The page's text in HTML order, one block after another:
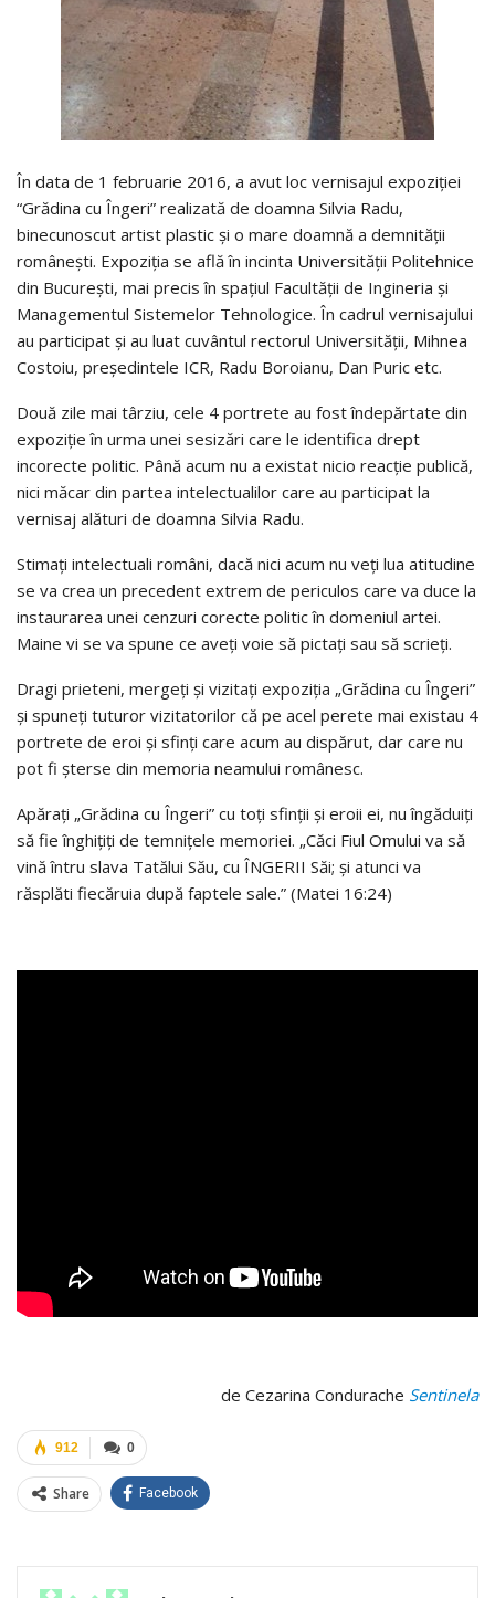
În data de 1 februarie 2016, a avut loc vernisajul expoziţiei
“Grădina cu Îngeri” realizată de doamna Silvia Radu,
binecunoscut artist plastic şi o mare doamnă a demnităţii
româneşti. Expoziţia se află în incinta Universităţii Politehnice
din Bucureşti, mai precis în spaţiul Facultăţii de Ingineria şi
Managementul Sistemelor Tehnologice. În cadrul vernisajului
au participat şi au luat cuvântul rectorul Universităţii, Mihnea
Costoiu, preşedintele ICR, Radu Boroianu, Dan Puric etc.
Două zile mai târziu, cele 4 portrete au fost îndepărtate din
expoziţie în urma unei sesizări care le identifica drept
incorecte politic. Până acum nu a existat nicio reacţie publică,
nici măcar din partea intelectualilor care au participat la
vernisaj alături de doamna Silvia Radu.
Stimaţi intelectuali români, dacă nici acum nu veţi lua atitudine
se va crea un precedent extrem de periculos care va duce la
instaurarea unei cenzuri corecte politic în domeniul artei.
Maine vi se va spune ce aveţi voie să pictaţi sau să scrieţi.
Dragi prieteni, mergeţi şi vizitaţi expoziţia „Grădina cu Îngeri”
şi spuneţi tuturor vizitatorilor că pe acel perete mai existau 4
portrete de eroi şi sfinţi care acum au dispărut, dar care nu
pot fi şterse din memoria neamului românesc.
Apăraţi „Grădina cu Îngeri” cu toţi sfinţii şi eroii ei, nu îngăduiţi
să fie înghiţiţi de temniţele memoriei. „Căci Fiul Omului va să
vină întru slava Tatălui Său, cu ÎNGERII Săi; şi atunci va
răsplăti fiecăruia după faptele sale.” (Matei 16:24)
de Cezarina Condurache Sentinela
0
912
Share Facebook